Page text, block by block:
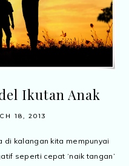
Ikutan Anak
18, 2013
di kalangan kita mempunyai
seperti cepat ‘naik tangan’